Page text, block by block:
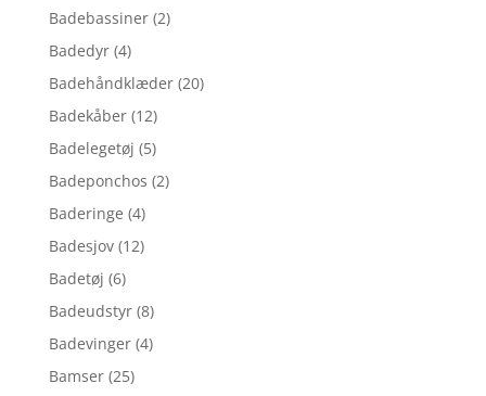
Badebassiner (2)
Badedyr (4)
Badehåndklæder (20)
Badekåber (12)
Badelegetøj (5)
Badeponchos (2)
Baderinge (4)
Badesjov (12)
Badetøj (6)
Badeudstyr (8)
Badevinger (4)
Bamser (25)